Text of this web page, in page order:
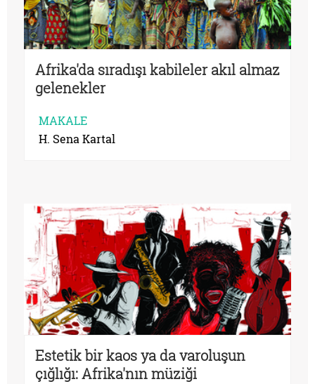
Afrika'da sıradışı kabileler akıl almaz
gelenekler
MAKALE
H. Sena Kartal
Estetik bir kaos ya da varoluşun
çığlığı: Afrika'nın müziği